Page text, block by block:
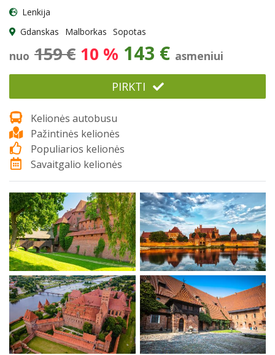
Lenkija
Gdanskas
Malborkas Sopotas
nuo 159 € 10 % 143 € asmeniui
PIRKTI
Kelionės autobusu
Pažintinės kelionės
Populiarios kelionės
Savaitgalio kelionės